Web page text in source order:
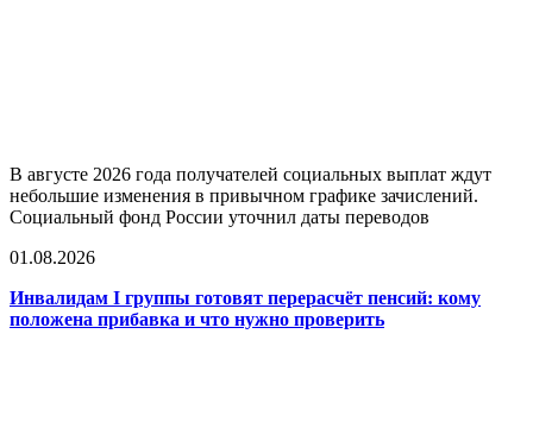
В августе 2026 года получателей социальных выплат ждут
небольшие изменения в привычном графике зачислений.
Социальный фонд России уточнил даты переводов
01.08.2026
Инвалидам I группы готовят перерасчёт пенсий: кому
положена прибавка и что нужно проверить